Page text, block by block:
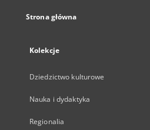
Strona główna
Kolekcje
Dziedzictwo kulturowe
Nauka i dydaktyka
Regionalia